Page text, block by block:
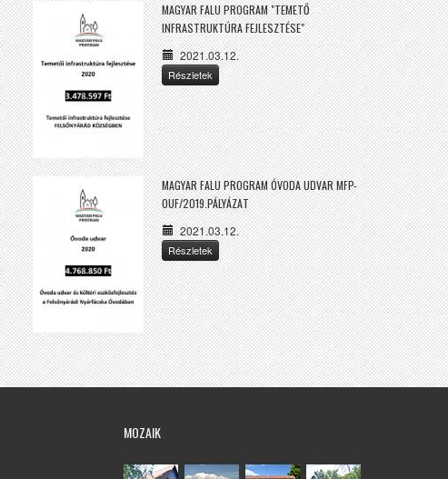
MAGYAR FALU PROGRAM "TEMETŐ
INFRASTRUKTÚRA FEJLESZTÉSE"
2021.03.12.
Részletek
MAGYAR FALU PROGRAM ÓVODA UDVAR MFP-
OUF/2019.PÁLYÁZAT
2021.03.12.
Részletek
MOZAIK